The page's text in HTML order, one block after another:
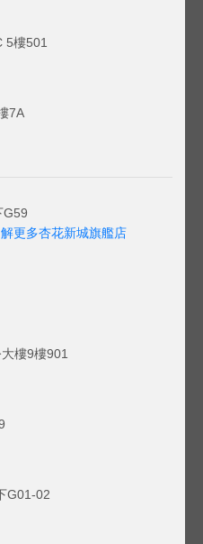
5樓501
7A
G59
更多杏花新城旗艦店
樓9樓901
G01-02